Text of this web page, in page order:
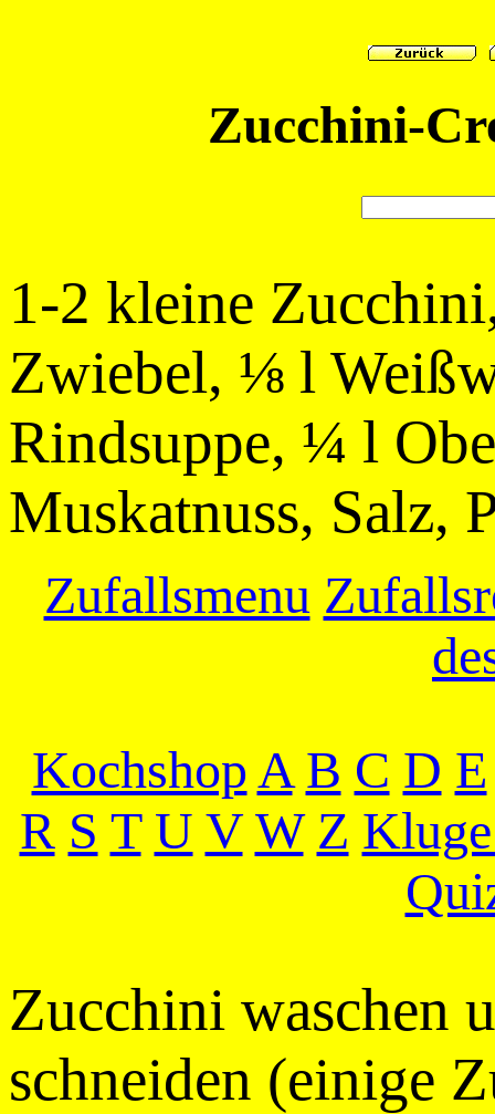
Zucchini-
1-2 kleine
Zwiebel, ⅛ l
Rindsuppe, ¼ l
Muskatnuss, Salz,
Zufallsmenu
KochshopA B C D E
R S T U V W Z
Zucchini waschen
schneiden (einige